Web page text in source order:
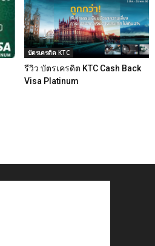
บัตรเครดิต KTC
รีวิว บัตรเครดิต KTC Cash Back
Visa Platinum